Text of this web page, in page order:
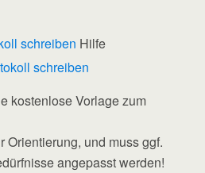
schreiben Hilfe
schreiben
kostenlose Vorlage zum
Orientierung, und muss ggf.
angepasst werden!